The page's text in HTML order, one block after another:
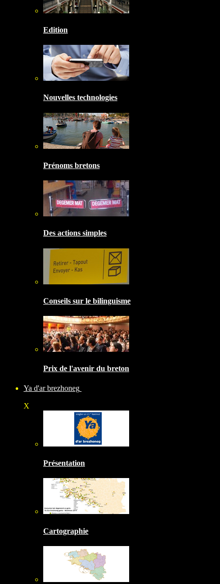
Edition
Nouvelles technologies
Prénoms bretons
Des actions simples
Conseils sur le bilinguisme
Prix de l'avenir du breton
Ya d'ar brezhoneg
X
Présentation
Cartographie